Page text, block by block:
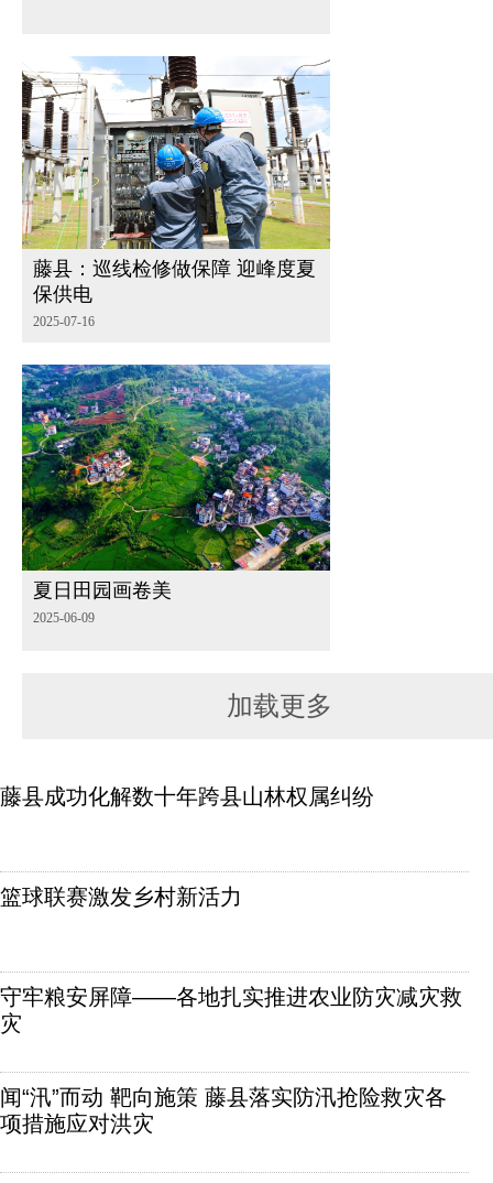
藤县：巡线检修做保障 迎峰度夏
保供电
2025-07-16
夏日田园画卷美
2025-06-09
加载更多
藤县成功化解数十年跨县山林权属纠纷
篮球联赛激发乡村新活力
守牢粮安屏障——各地扎实推进农业防灾减灾救
灾
闻“汛”而动 靶向施策 藤县落实防汛抢险救灾各
项措施应对洪灾